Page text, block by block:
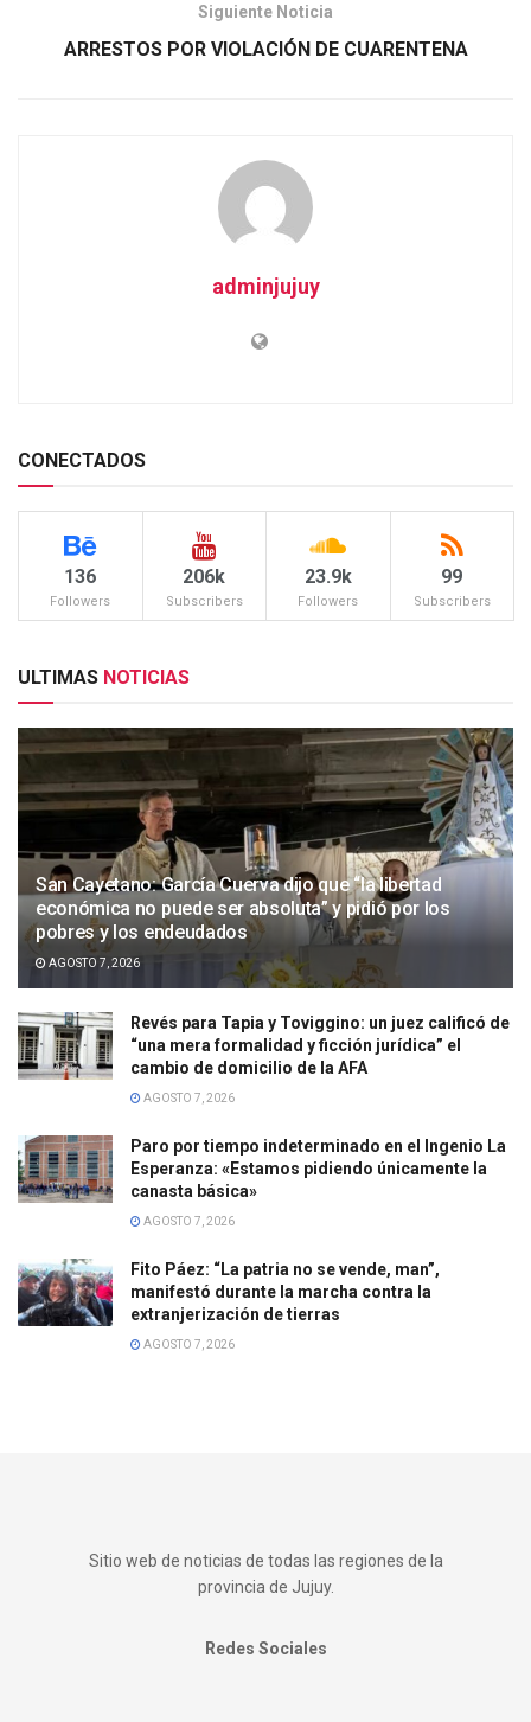
Siguiente Noticia
ARRESTOS POR VIOLACIÓN DE CUARENTENA
adminjujuy
CONECTADOS
136
Followers
206k
Subscribers
23.9k
Followers
99
Subscribers
ULTIMAS NOTICIAS
San Cayetano: García Cuerva dijo que “la libertad
económica no puede ser absoluta” y pidió por los
pobres y los endeudados
AGOSTO 7, 2026
Revés para Tapia y Toviggino: un juez calificó de
“una mera formalidad y ficción jurídica” el
cambio de domicilio de la AFA
AGOSTO 7, 2026
Paro por tiempo indeterminado en el Ingenio La
Esperanza: «Estamos pidiendo únicamente la
canasta básica»
AGOSTO 7, 2026
Fito Páez: “La patria no se vende, man”,
manifestó durante la marcha contra la
extranjerización de tierras
AGOSTO 7, 2026
Sitio web de noticias de todas las regiones de la
provincia de Jujuy.
Redes Sociales